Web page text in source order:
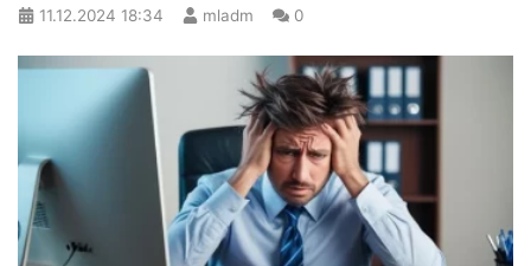
11.12.2024 18:34 mladm 0